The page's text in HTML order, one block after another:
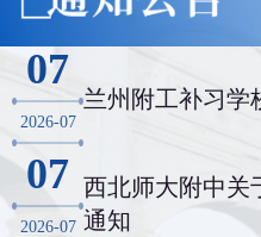
07
2026-07
兰州附工补习学
07
2026-07
西北师大附中关
通知